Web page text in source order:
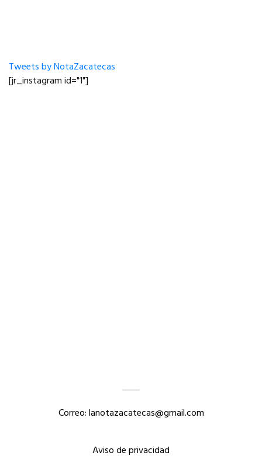
Tweets by NotaZacatecas
[jr_instagram id="1"]
Correo: lanotazacatecas@gmail.com
Aviso de privacidad